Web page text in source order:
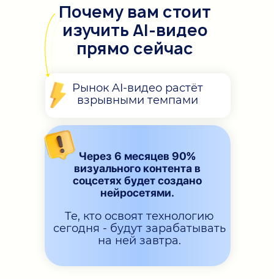
Почему вам стоит
изучить AI-видео
прямо сейчас
Через 6 месяцев 90%
визуального контента в
соцсетях будет создано
нейросетями.
Те, кто освоят технологию
сегодня - будут зарабатывать
на ней завтра.
Рынок AI-видео растёт
взрывными темпами